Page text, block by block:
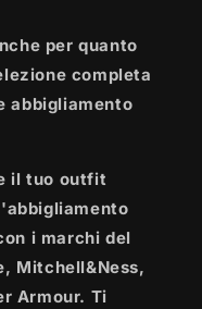
per quanto
completa
abbigliamento
il tuo outfit
i marchi del
Mitchell&Ness,
Armour. Ti